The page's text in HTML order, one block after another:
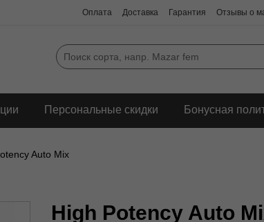
Оплата Доставка Гарантия Отзывы о
Персональные скидки Бонусная
Auto Mix
High Potency Auto